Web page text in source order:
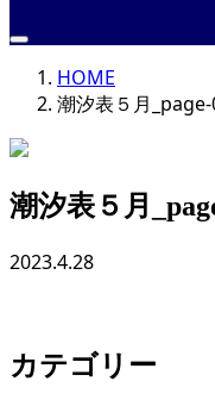
HOME
潮汐表５月
潮汐表５月
2023.4.28
カテゴリー